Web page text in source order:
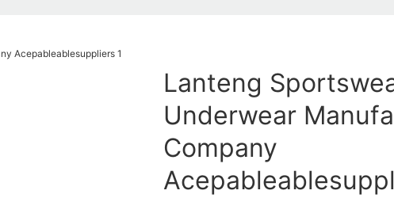
Lanteng
Underwear
Company